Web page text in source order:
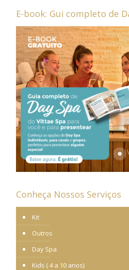
E-book: Gui completo de
Conheça Nossos Serviços
Kit
Outros
Day Spa
Kids ( 4 a 10 anos)